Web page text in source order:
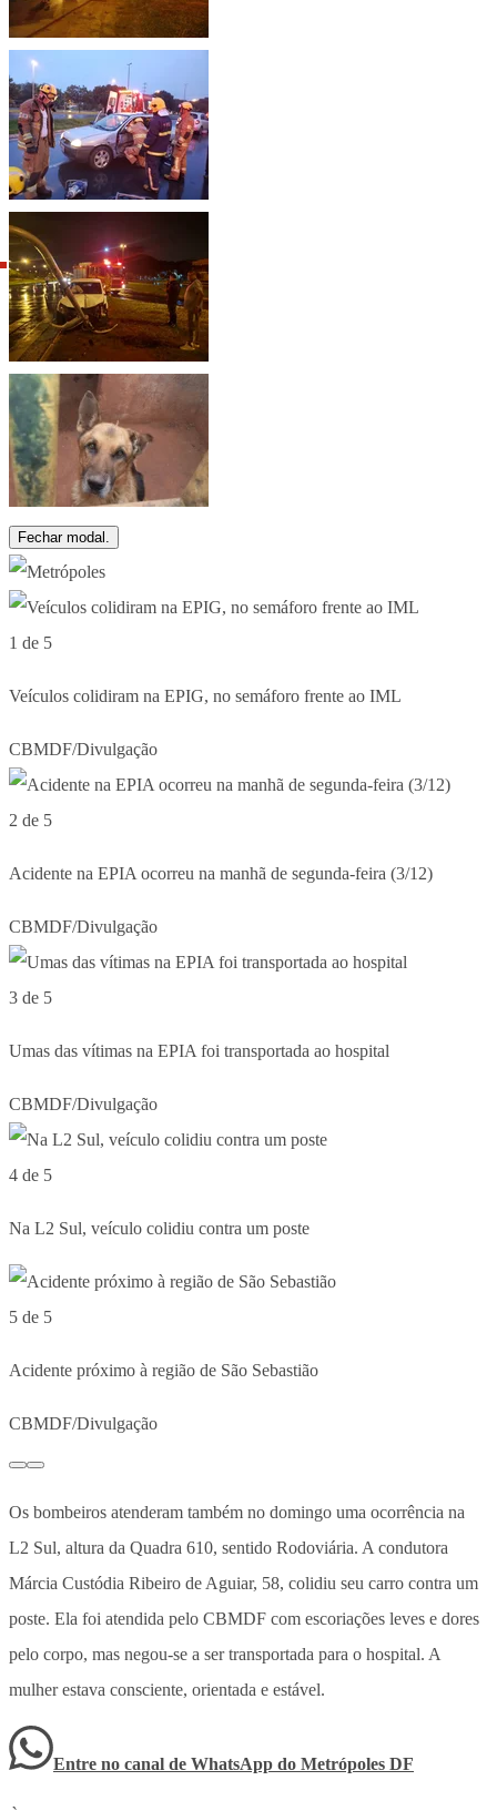
Fechar modal.
1 de 5
Veículos colidiram na EPIG, no semáforo frente ao IML
CBMDF/Divulgação
2 de 5
Acidente na EPIA ocorreu na manhã de segunda-feira (3/12)
CBMDF/Divulgação
3 de 5
Umas das vítimas na EPIA foi transportada ao hospital
CBMDF/Divulgação
4 de 5
Na L2 Sul, veículo colidiu contra um poste
5 de 5
Acidente próximo à região de São Sebastião
CBMDF/Divulgação
Os bombeiros atenderam também no domingo uma ocorrência na
L2 Sul, altura da Quadra 610, sentido Rodoviária. A condutora
Márcia Custódia Ribeiro de Aguiar, 58, colidiu seu carro contra um
poste. Ela foi atendida pelo CBMDF com escoriações leves e dores
pelo corpo, mas negou-se a ser transportada para o hospital. A
mulher estava consciente, orientada e estável.
Entre no canal de WhatsApp do Metrópoles DF